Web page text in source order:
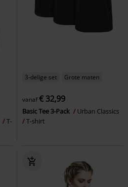
T-
3-delige set Grote maten
vanaf€ 32,99
Basic Tee 3-Pack
Urban Classics
T-shirt